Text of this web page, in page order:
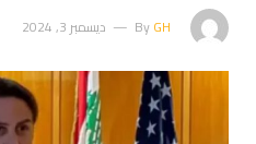
ByGH ديسمبر 3, 2024